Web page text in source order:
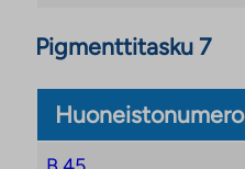
Pigmenttitasku 7
Huoneistonumero